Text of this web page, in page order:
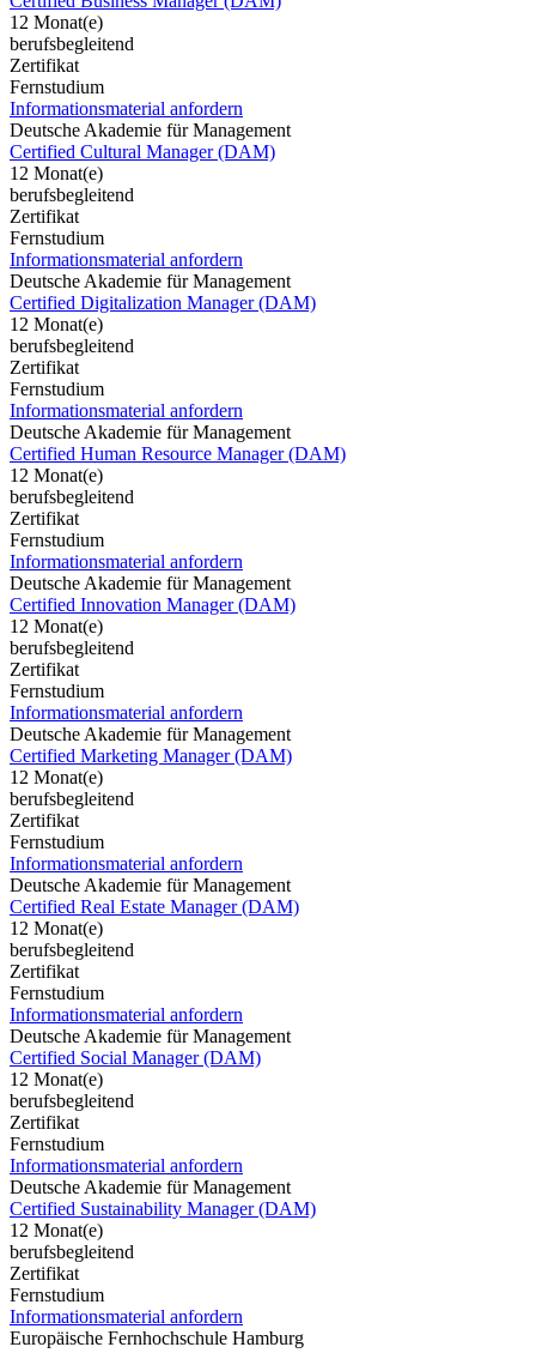
12 Monat(e)
berufsbegleitend
Zertifikat
Fernstudium
Informationsmaterial anfordern
Deutsche Akademie für Management
Certified Cultural Manager (DAM)
12 Monat(e)
berufsbegleitend
Zertifikat
Fernstudium
Informationsmaterial anfordern
Deutsche Akademie für Management
Certified Digitalization Manager (DAM)
12 Monat(e)
berufsbegleitend
Zertifikat
Fernstudium
Informationsmaterial anfordern
Deutsche Akademie für Management
Certified Human Resource Manager (DAM)
12 Monat(e)
berufsbegleitend
Zertifikat
Fernstudium
Informationsmaterial anfordern
Deutsche Akademie für Management
Certified Innovation Manager (DAM)
12 Monat(e)
berufsbegleitend
Zertifikat
Fernstudium
Informationsmaterial anfordern
Deutsche Akademie für Management
Certified Marketing Manager (DAM)
12 Monat(e)
berufsbegleitend
Zertifikat
Fernstudium
Informationsmaterial anfordern
Deutsche Akademie für Management
Certified Real Estate Manager (DAM)
12 Monat(e)
berufsbegleitend
Zertifikat
Fernstudium
Informationsmaterial anfordern
Deutsche Akademie für Management
Certified Social Manager (DAM)
12 Monat(e)
berufsbegleitend
Zertifikat
Fernstudium
Informationsmaterial anfordern
Deutsche Akademie für Management
Certified Sustainability Manager (DAM)
12 Monat(e)
berufsbegleitend
Zertifikat
Fernstudium
Informationsmaterial anfordern
Europäische Fernhochschule Hamburg